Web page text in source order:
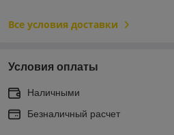
Все условия доставки
Условия оплаты
Наличными
Безналичный расчет